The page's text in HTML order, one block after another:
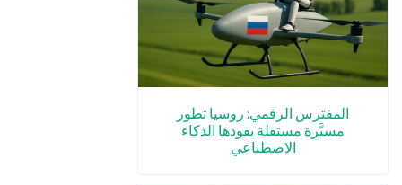
المفترس الرقمي: روسيا تطور
مسيَّرة مستقلة يقودها الذكاء
الاصطناعي